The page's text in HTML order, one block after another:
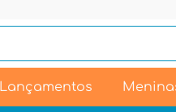
Lançamentos